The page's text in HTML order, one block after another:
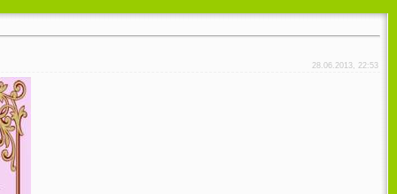
28.06.2013, 22:53